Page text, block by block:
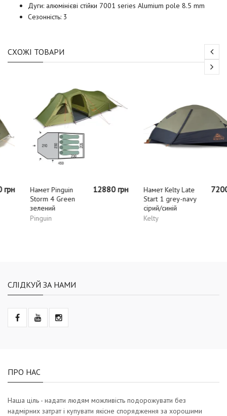
Дуги: алюмінієві стійки 7001 series Alumium pole 8.5 mm
Сезонність: 3
СХОЖІ ТОВАРИ
Намет Pinguin
Storm 4 Green
зелений
12880 грн
Намет Kelty Late
Start 1 grey-navy
сірий/синій
7200 грн
СЛІДКУЙ ЗА НАМИ
ПРО НАС
Наша ціль - надати людям можливість подорожувати без
надмірних затрат і купувати якісне спорядження за хорошими